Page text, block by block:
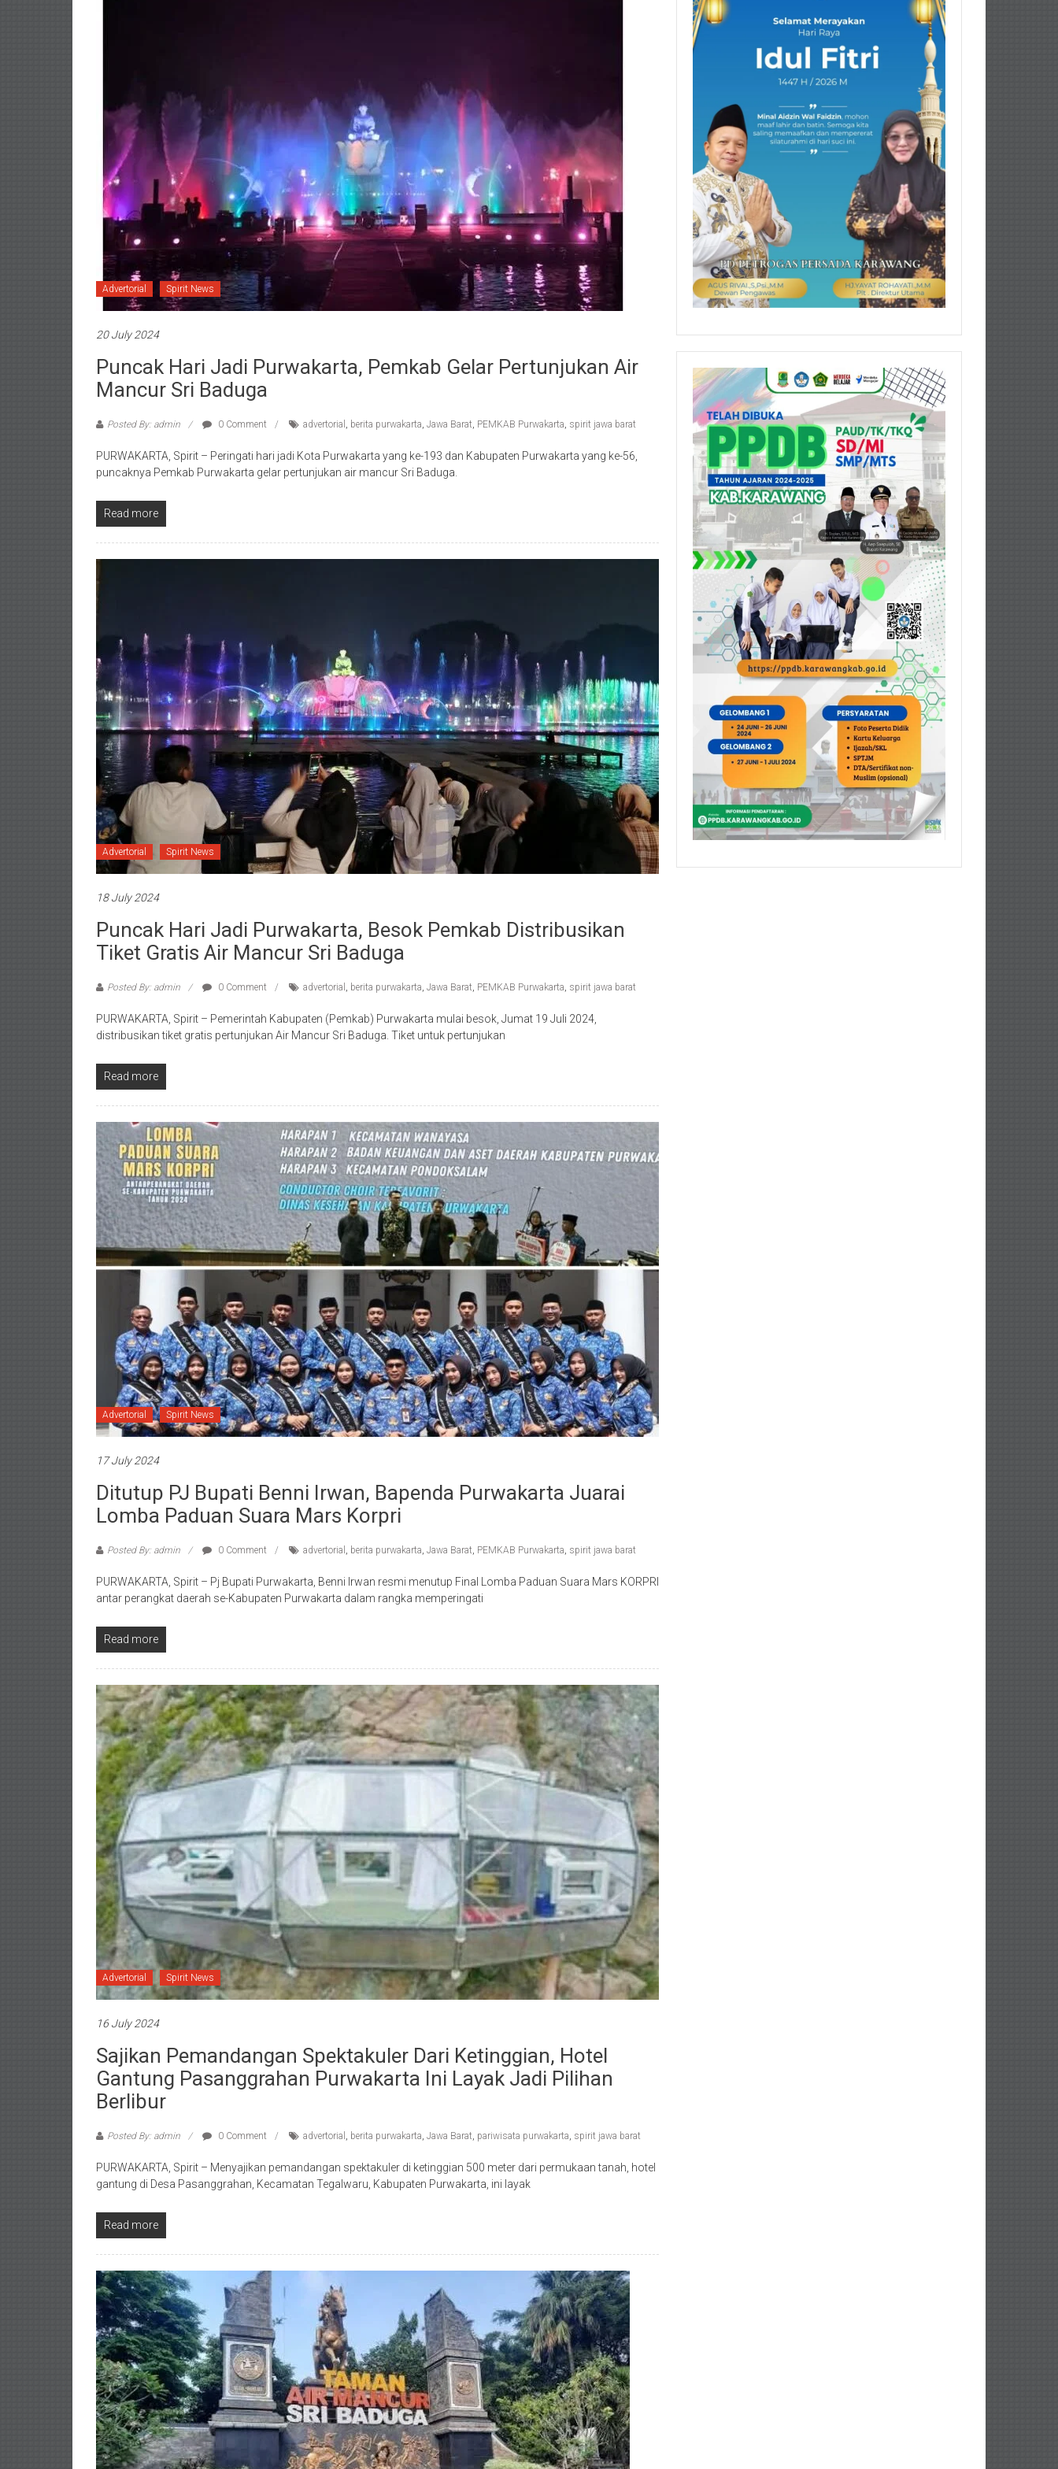
Advertorial Spirit News
20 July 2024
Puncak Hari Jadi Purwakarta, Pemkab Gelar Pertunjukan Air
Mancur Sri Baduga
Posted By: admin 0 Comment advertorial , berita purwakarta, Jawa Barat, PEMKAB Purwakarta, spirit jawa barat
PURWAKARTA, Spirit – Peringati hari jadi Kota Purwakarta yang ke-193 dan Kabupaten Purwakarta yang ke-56,
puncaknya Pemkab Purwakarta gelar pertunjukan air mancur Sri Baduga.
Read more
Advertorial Spirit News
18 July 2024
Puncak Hari Jadi Purwakarta, Besok Pemkab Distribusikan
Tiket Gratis Air Mancur Sri Baduga
Posted By: admin 0 Comment advertorial , berita purwakarta, Jawa Barat, PEMKAB Purwakarta, spirit jawa barat
PURWAKARTA, Spirit – Pemerintah Kabupaten (Pemkab) Purwakarta mulai besok, Jumat 19 Juli 2024,
distribusikan tiket gratis pertunjukan Air Mancur Sri Baduga. Tiket untuk pertunjukan
Read more
Advertorial Spirit News
17 July 2024
Ditutup PJ Bupati Benni Irwan, Bapenda Purwakarta Juarai
Lomba Paduan Suara Mars Korpri
Posted By: admin 0 Comment advertorial , berita purwakarta, Jawa Barat, PEMKAB Purwakarta, spirit jawa barat
PURWAKARTA, Spirit – Pj Bupati Purwakarta, Benni Irwan resmi menutup Final Lomba Paduan Suara Mars KORPRI
antar perangkat daerah se-Kabupaten Purwakarta dalam rangka memperingati
Read more
Advertorial Spirit News
16 July 2024
Sajikan Pemandangan Spektakuler Dari Ketinggian, Hotel
Gantung Pasanggrahan Purwakarta Ini Layak Jadi Pilihan
Berlibur
Posted By: admin 0 Comment advertorial , berita purwakarta, Jawa Barat, pariwisata purwakarta, spirit jawa barat
PURWAKARTA, Spirit – Menyajikan pemandangan spektakuler di ketinggian 500 meter dari permukaan tanah, hotel
gantung di Desa Pasanggrahan, Kecamatan Tegalwaru, Kabupaten Purwakarta, ini layak
Read more